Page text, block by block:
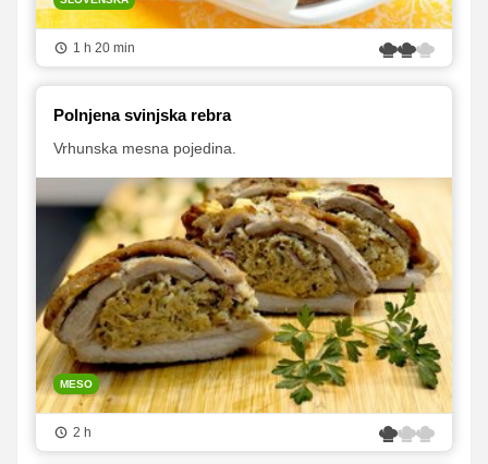
1 h 20 min
Polnjena svinjska rebra
Vrhunska mesna pojedina.
MESO
2 h